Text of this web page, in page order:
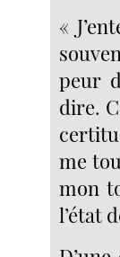
«
peur
dire.
me
mon
l’état